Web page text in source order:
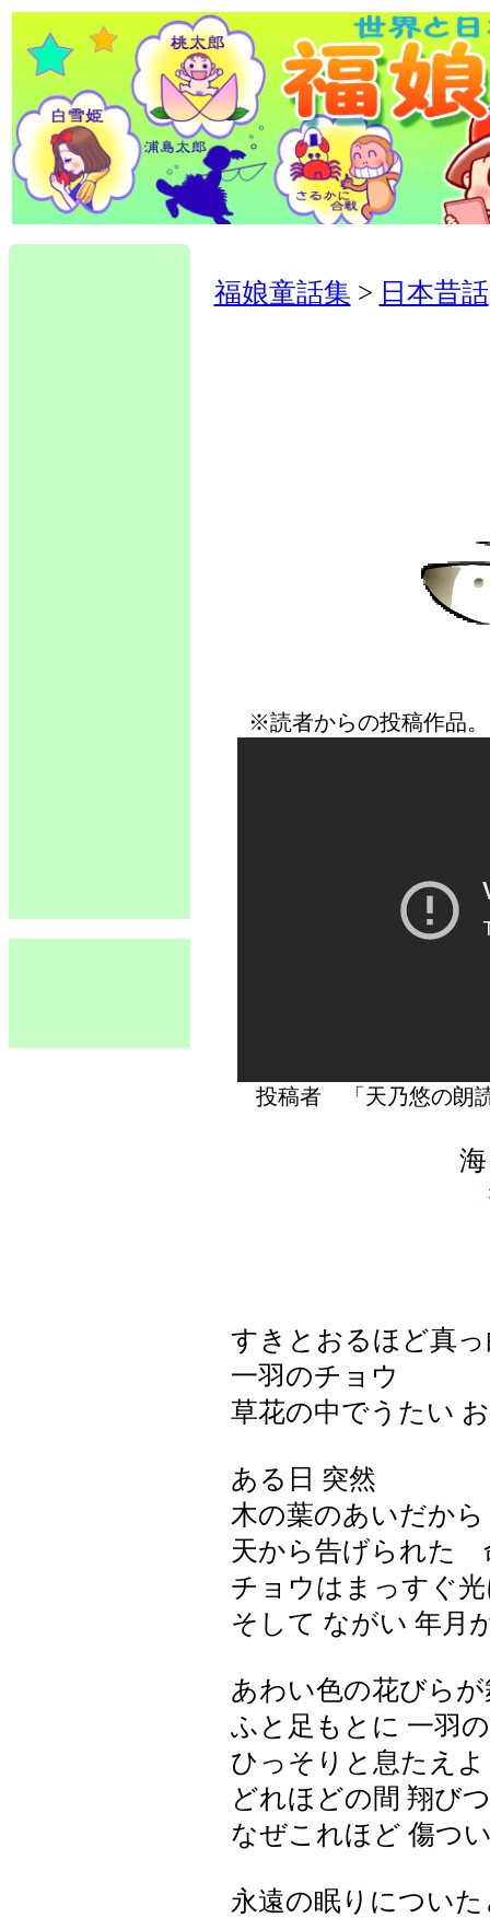
福娘童話集 > 日本昔話
※読者からの投稿作品
投稿者 「天乃悠の
すきとおるほど真っ
一羽のチョウ
草花の中でうたい
ある日 突然
木の葉のあいだから
天から告げられた
チョウはまっすぐ
そして ながい 年月
あわい色の花びらが
ふと足もとに 一羽
ひっそりと息たえ
どれほどの間 翔び
なぜこれほど 傷つ
永遠の眠りについた